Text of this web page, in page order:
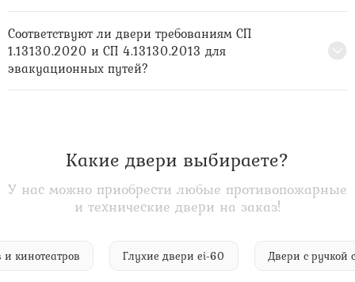
Соответствуют ли двери требованиям СП
1.13130.2020 и СП 4.13130.2013 для
эвакуационных путей?
Какие двери выбираете?
У нас можно приобрести любые противопожарные
и технические двери на заказ!
и кинотеатров Глухие двери ei-60 Двери с